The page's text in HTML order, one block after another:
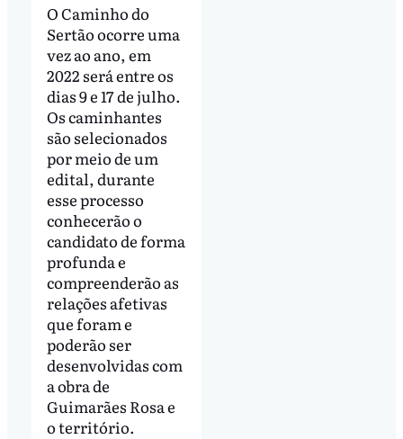
O Caminho do
Sertão ocorre uma
vez ao ano, em
2022 será entre os
dias 9 e 17 de julho.
Os caminhantes
são selecionados
por meio de um
edital, durante
esse processo
conhecerão o
candidato de forma
profunda e
compreenderão as
relações afetivas
que foram e
poderão ser
desenvolvidas com
a obra de
Guimarães Rosa e
o território.